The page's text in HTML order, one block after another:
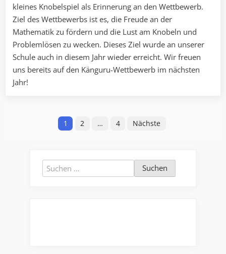
kleines Knobelspiel als Erinnerung an den Wettbewerb.
Ziel des Wettbewerbs ist es, die Freude an der
Mathematik zu fördern und die Lust am Knobeln und
Problemlösen zu wecken. Dieses Ziel wurde an unserer
Schule auch in diesem Jahr wieder erreicht. Wir freuen
uns bereits auf den Känguru-Wettbewerb im nächsten
Jahr!
Seitennummerierung
Beiträge
1 2 … 4 Nächste
Suchen
nach: